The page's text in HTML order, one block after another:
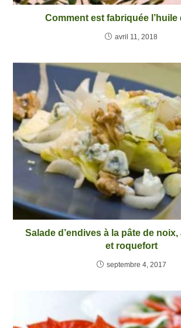
Comment est fabriquée l’huile
avril 11, 2018
Salade d’endives à la pâte de
et roquefort
septembre 4, 2017